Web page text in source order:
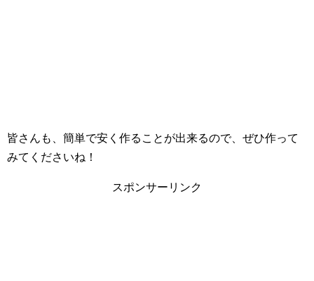
皆さんも、簡単で安く作ることが出来るので、ぜひ作って
みてくださいね！
スポンサーリンク